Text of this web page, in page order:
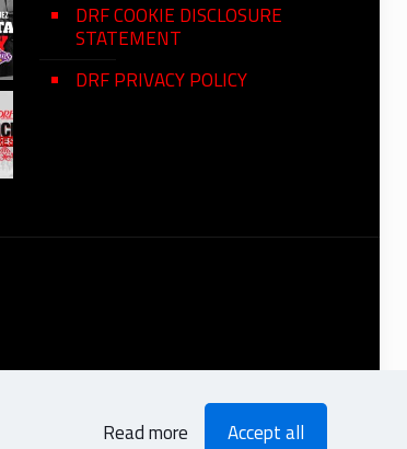
DRF COOKIE DISCLOSURE
STATEMENT
DRF PRIVACY POLICY
Read more Accept all